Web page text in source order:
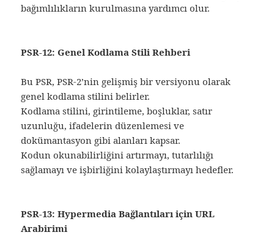
bağımlılıkların kurulmasına yardımcı olur.
PSR-12: Genel Kodlama Stili Rehberi
Bu PSR, PSR-2’nin gelişmiş bir versiyonu olarak
genel kodlama stilini belirler.
Kodlama stilini, girintileme, boşluklar, satır
uzunluğu, ifadelerin düzenlemesi ve
dokümantasyon gibi alanları kapsar.
Kodun okunabilirliğini artırmayı, tutarlılığı
sağlamayı ve işbirliğini kolaylaştırmayı hedefler.
PSR-13: Hypermedia Bağlantıları için URL
Arabirimi